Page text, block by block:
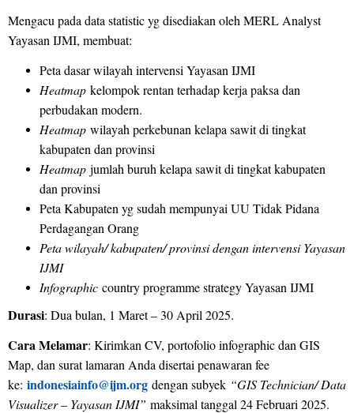
Mengacu pada data statistic yg disediakan oleh MERL Analyst
Yayasan IJMI, membuat:
Peta dasar wilayah intervensi Yayasan IJMI
Heatmap kelompok rentan terhadap kerja paksa dan
perbudakan modern.
Heatmap wilayah perkebunan kelapa sawit di tingkat
kabupaten dan provinsi
Heatmap jumlah buruh kelapa sawit di tingkat kabupaten
dan provinsi
Peta Kabupaten yg sudah mempunyai UU Tidak Pidana
Perdagangan Orang
Peta wilayah/ kabupaten/ provinsi dengan intervensi Yayasan
IJMI
Infographic country programme strategy Yayasan IJMI
Durasi: Dua bulan, 1 Maret – 30 April 2025.
Cara Melamar: Kirimkan CV, portofolio infographic dan GIS
Map, dan surat lamaran Anda disertai penawaran fee
ke: indonesiainfo@ijm.org dengan subyek “GIS Technician/ Data
Visualizer – Yayasan IJMI” maksimal tanggal 24 Februari 2025.